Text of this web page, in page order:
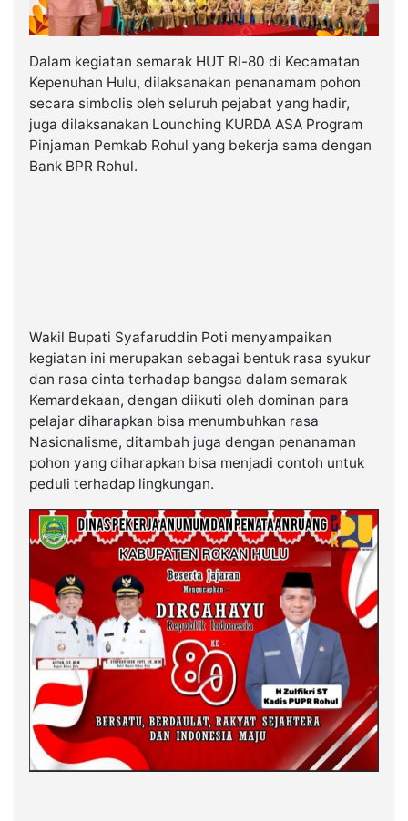
Dalam kegiatan semarak HUT RI-80 di Kecamatan
Kepenuhan Hulu, dilaksanakan penanamam pohon
secara simbolis oleh seluruh pejabat yang hadir,
juga dilaksanakan Lounching KURDA ASA Program
Pinjaman Pemkab Rohul yang bekerja sama dengan
Bank BPR Rohul.
Wakil Bupati Syafaruddin Poti menyampaikan
kegiatan ini merupakan sebagai bentuk rasa syukur
dan rasa cinta terhadap bangsa dalam semarak
Kemardekaan, dengan diikuti oleh dominan para
pelajar diharapkan bisa menumbuhkan rasa
Nasionalisme, ditambah juga dengan penanaman
pohon yang diharapkan bisa menjadi contoh untuk
peduli terhadap lingkungan.